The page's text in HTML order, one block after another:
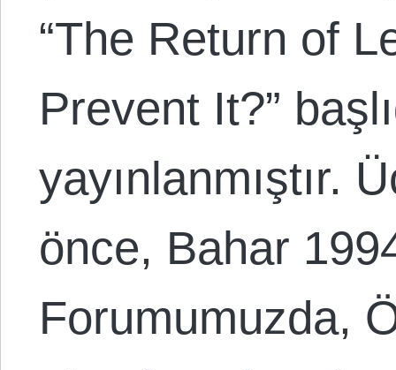
“The Return of
Prevent It?”
yayınlanmıştır.
önce, Bahar
Forumumuzda,